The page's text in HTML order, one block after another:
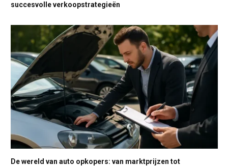
succesvolle verkoopstrategieën
De wereld van auto opkopers: van marktprijzen tot